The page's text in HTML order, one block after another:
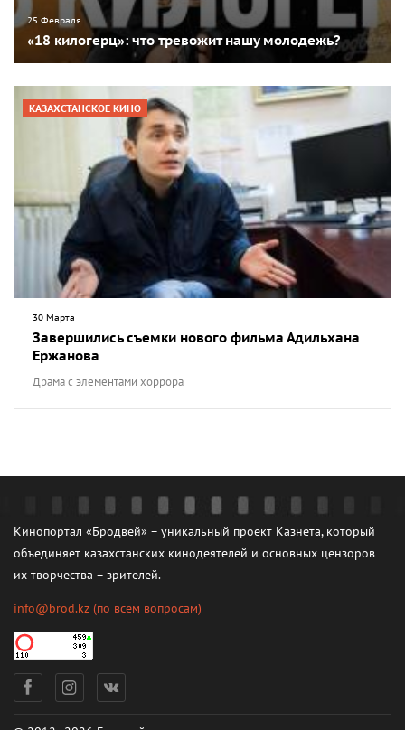
25 Февраля
«18 килогерц»: что тревожит нашу молодежь?
КАЗАХСТАНСКОЕ КИНО
30 Марта
Завершились съемки нового фильма Адильхана
Ержанова
Драма с элементами хоррора
Кинопортал «Бродвей» – уникальный проект Казнета, который
объединяет казахстанских кинодеятелей и основных цензоров
их творчества – зрителей.
info@brod.kz (по всем вопросам)